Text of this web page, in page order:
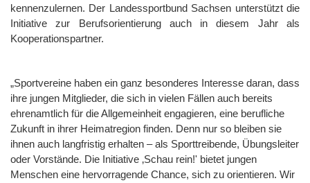
kennenzulernen. Der Landessportbund Sachsen unterstützt die
Initiative zur Berufsorientierung auch in diesem Jahr als
Kooperationspartner.
„Sportvereine haben ein ganz besonderes Interesse daran, dass
ihre jungen Mitglieder, die sich in vielen Fällen auch bereits
ehrenamtlich für die Allgemeinheit engagieren, eine berufliche
Zukunft in ihrer Heimatregion finden. Denn nur so bleiben sie
ihnen auch langfristig erhalten – als Sporttreibende, Übungsleiter
oder Vorstände. Die Initiative ‚Schau rein!' bietet jungen
Menschen eine hervorragende Chance, sich zu orientieren. Wir